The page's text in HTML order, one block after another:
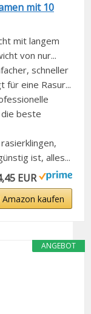
mit 10
mit langem
von nur...
schneller
für eine Rasur...
beste
ist, alles...
EUR
Amazon kaufen
ANGEBOT